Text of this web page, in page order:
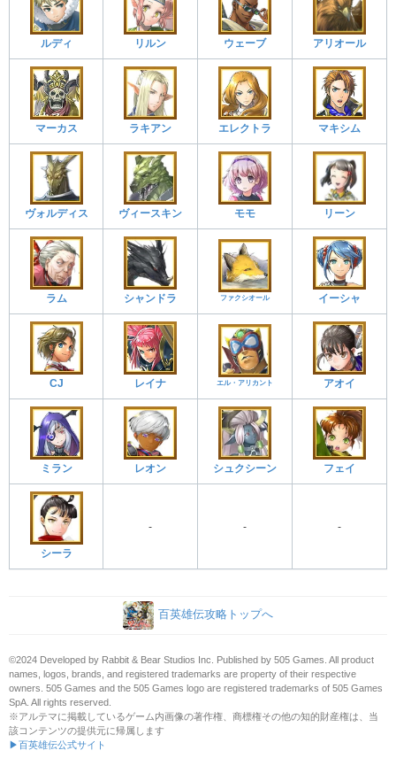
ルディ リルン ウェーブ アリオール
マーカス ラキアン エレクトラ マキシム
ヴォルディス ヴィースキン モモ リーン
ラム シャンドラ ファクシオール イーシャ
CJ レイナ エル・アリカント アオイ
ミラン レオン シュクシーン フェイ
シーラ
- - -
百英雄伝攻略トップへ
©2024 Developed by Rabbit & Bear Studios Inc. Published by 505 Games. All product
names, logos, brands, and registered trademarks are property of their respective
owners. 505 Games and the 505 Games logo are registered trademarks of 505 Games
SpA. All rights reserved.
※アルテマに掲載しているゲーム内画像の著作権、商標権その他の知的財産権は、当
該コンテンツの提供元に帰属します
▶百英雄伝公式サイト